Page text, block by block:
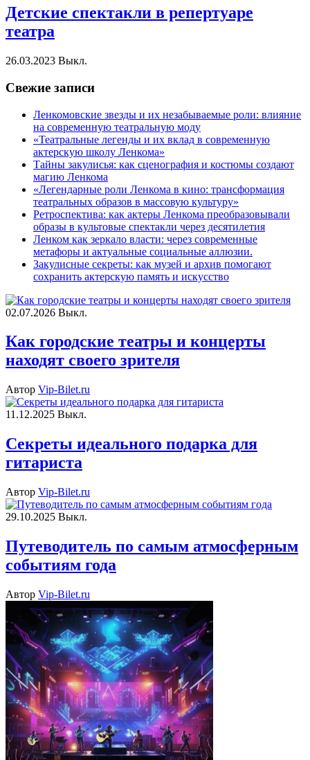
Детские спектакли в репертуаре
театра
26.03.2023 Выкл.
Свежие записи
Ленкомовские звезды и их незабываемые роли: влияние
на современную театральную моду
«Театральные легенды и их вклад в современную
актерскую школу Ленкома»
Тайны закулисья: как сценография и костюмы создают
магию Ленкома
«Легендарные роли Ленкома в кино: трансформация
театральных образов в массовую культуру»
Ретроспектива: как актеры Ленкома преобразовывали
образы в культовые спектакли через десятилетия
Ленком как зеркало власти: через современные
метафоры и актуальные социальные аллюзии.
Закулисные секреты: как музей и архив помогают
сохранить актерскую память и искусство
02.07.2026 Выкл.
Как городские театры и концерты
находят своего зрителя
Автор Vip-Bilet.ru
11.12.2025 Выкл.
Секреты идеального подарка для
гитариста
Автор Vip-Bilet.ru
29.10.2025 Выкл.
Путеводитель по самым атмосферным
событиям года
Автор Vip-Bilet.ru